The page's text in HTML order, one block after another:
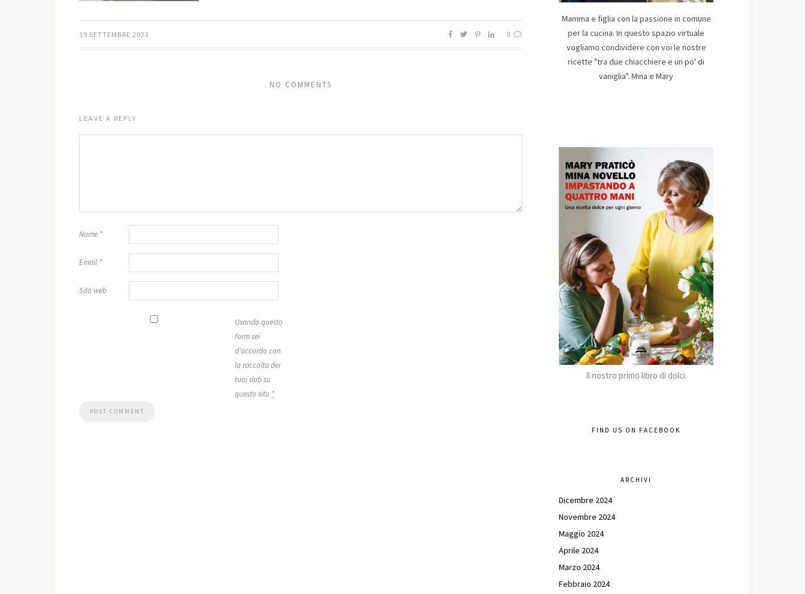
19 SETTEMBRE 2023 0
NO COMMENTS
LEAVE A REPLY
Nome *
Email *
Sito web
Usando questo
form sei
d'accordo con
la raccolta dei
tuoi dati su
questo sito *
Mamma e figlia con la passione in comune
per la cucina. In questo spazio virtuale
vogliamo condividere con voi le nostre
ricette "tra due chiacchiere e un po' di
vaniglia". Mina e Mary
Il nostro primo libro di dolci.
FIND US ON FACEBOOK
ARCHIVI
Dicembre 2024
Novembre 2024
Maggio 2024
Aprile 2024
Marzo 2024
Febbraio 2024